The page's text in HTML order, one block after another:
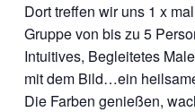
Dort treffen wir uns 1 x
Gruppe von bis zu 5
Intuitives, Begleitetes
mit dem Bild…ein
Die Farben genießen,